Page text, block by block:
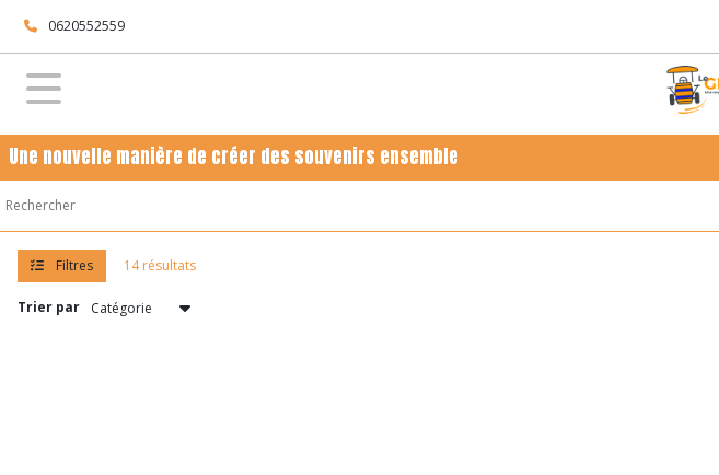
0620552559
Une nouvelle manière de créer des souvenirs ensemble
Filtres 14 résultats
Trier par
Fermer
FILTRES
Tous
les
BALADES
(6)